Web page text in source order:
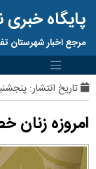
پایگاه
مرجع اخبار شهرستان
تاریخ انتشار: پنجشنبه, ۶ مهر ۱۴۰۲
امروزه